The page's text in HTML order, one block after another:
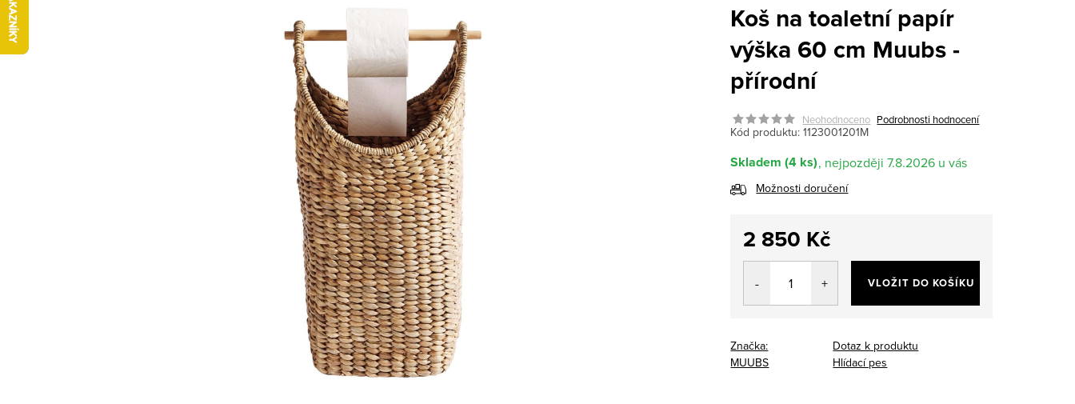
Koš na toaletní papír
výška 60 cm Muubs -
přírodní
Neohodnoceno Podrobnosti hodnocení
Kód produktu: 1123001201M
Skladem (4 ks) 7.8.2026
Možnosti doručení
2 850 Kč
Měrná
VLOŽIT DO KOŠÍKU
Značka:
MUUBS
Dotaz k produktu
Hlídací pes